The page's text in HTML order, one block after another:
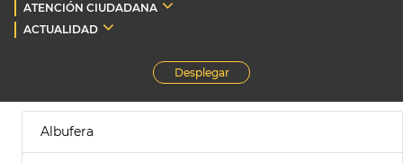
ATENCIÓN CIUDADANA
ACTUALIDAD
Desplegar
Albufera